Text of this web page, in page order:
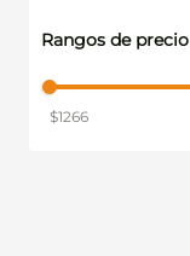
Rangos de precio
$1266